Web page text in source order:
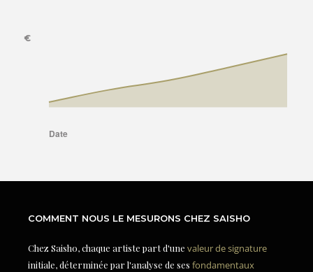
COMMENT NOUS LE MESURONS CHEZ SAISHO
Chez Saisho, chaque artiste part d'une valeur de signature
initiale, déterminée par l'analyse de ses fondamentaux